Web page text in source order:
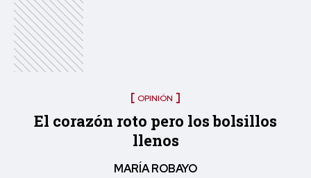
OPINIÓN
El corazón roto pero los bolsillos
llenos
MARÍA ROBAYO